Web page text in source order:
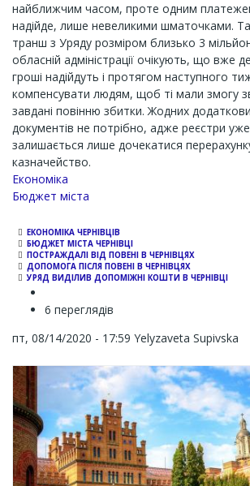
найближчим часом, проте одним
надійде, лише невеликими шматочками.
транш з Уряду розміром близько 3
обласній адміністрації очікують, що вже
гроші надійдуть і протягом наступного
компенсувати людям, щоб ті мали змогу
завдані повінню збитки. Жодних
документів не потрібно, адже реєстри
залишається лише дочекатися
казначейство.
Економіка
Бюджет міста
ЕКОНОМІКА ЧЕРНІВЦІВ
БЮДЖЕТ МІСТА ЧЕРНІВЦІ
ПОСТРАЖДАЛІ ВІД ПОВЕНІ В ЧЕРНІВЦЯХ
ДОПОМОГА ПІСЛЯ ПОВЕНІ В ЧЕРНІВЦЯХ
УРЯД ВИДІЛИВ ДОПОМІЖНІ КОШТИ В ЧЕРНІВЦІ
6 переглядів
пт, 08/14/2020 - 17:59 Yelyzaveta Supivska